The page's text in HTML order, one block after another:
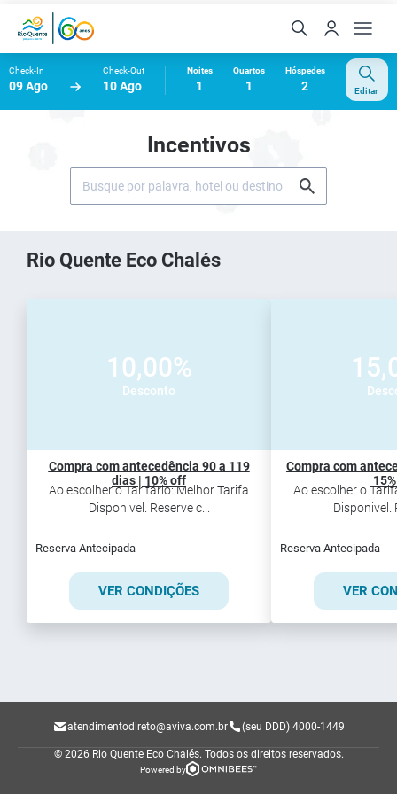
Check-In
09 Ago
Check-Out
10 Ago
Noites
1
Quartos
1
Hóspedes
2 Editar
Incentivos
Rio Quente Eco Chalés
10,00%
Desconto
Compra com antecedência 90 a 119
dias | 10% off
Ao escolher o Tarifário: Melhor Tarifa
Disponivel. Reserve c...
Reserva Antecipada
VER CONDIÇÕES
Compra com
Ao escolher o
Disponivel.
Reserva Antecipada
VER
atendimentodireto@aviva.com.br (seu DDD) 4000-1449
© 2026 Rio Quente Eco Chalés. Todos os direitos reservados.
Powered by